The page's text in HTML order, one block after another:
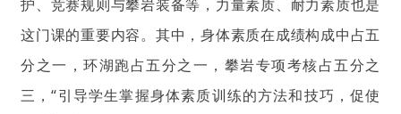
护、竞赛规则与攀岩装备等，力量素质、耐力素质也是
这门课的重要内容。其中，身体素质在成绩构成中占五
分之一，环湖跑占五分之一，攀岩专项考核占五分之
三，“引导学生掌握身体素质训练的方法和技巧，促使